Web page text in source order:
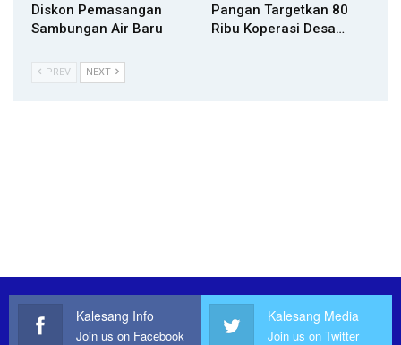
Diskon Pemasangan
Sambungan Air Baru
Pangan Targetkan 80
Ribu Koperasi Desa…
PREV NEXT
Kalesang Info
Join us on Facebook
Kalesang Media
Join us on Twitter